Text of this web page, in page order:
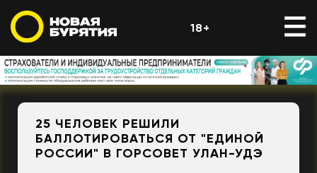
18+
25 ЧЕЛОВЕК РЕШИЛИ
БАЛЛОТИРОВАТЬСЯ ОТ "ЕДИНОЙ
РОССИИ" В ГОРСОВЕТ УЛАН-УДЭ